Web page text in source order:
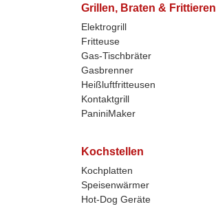
Grillen, Braten & Frittieren
Elektrogrill
Fritteuse
Gas-Tischbräter
Gasbrenner
Heißluftfritteusen
Kontaktgrill
PaniniMaker
Kochstellen
Kochplatten
Speisenwärmer
Hot-Dog Geräte